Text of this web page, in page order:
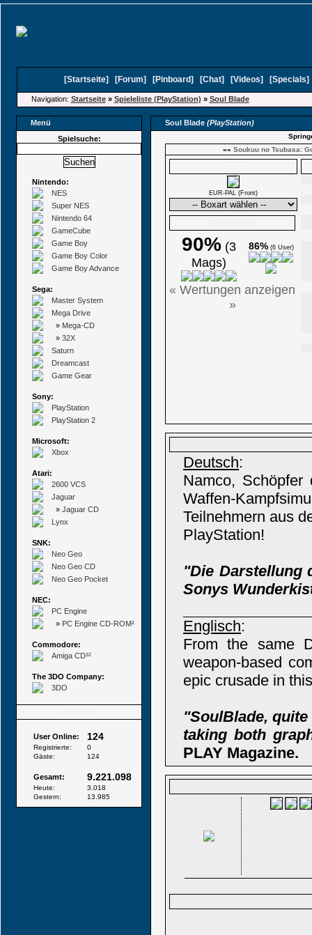
[Startseite] [Forum] [Pinboard] [Chat] [Videos] [Specials
Navigation: Startseite» Spieleliste (PlayStation) » Soul Blade
Menü Soul Blade (PlayStation)
Spielsuche:
Nintendo:
NES
Super NES
Nintendo 64
GameCube
Game Boy
Game Boy Color
Game Boy Advance
Sega:
Master System
Mega Drive
» Mega-CD
» 32X
Saturn
Dreamcast
Game Gear
Sony:
PlayStation
PlayStation 2
Microsoft:
Xbox
Atari:
2600 VCS
Jaguar
» Jaguar CD
Lynx
SNK:
Neo Geo
Neo Geo CD
Neo Geo Pocket
NEC:
PC Engine
» PC Engine CD-ROM²
Commodore:
Amiga CD³²
The 3DO Company:
3DO
User Online: 124
Registrierte:
0
Gäste:
124
Gesamt: 9.221.098
Heute:
3.018
Gestern:
13.985
«« Soukuu no Tsubasa:
EUR-PAL (Front)
90% (3
Mags)
86% (6 User)
« Wertungen anzeigen
»
Deutsch:
Namco, Schöpfer
Waffen-
Teilnehmern aus
PlayStation!
"Die Darstellung
Sonys
Englisch:
From the same
weapon-based
epic crusade in
"SoulBlade,
taking both
PLAY Magazine.